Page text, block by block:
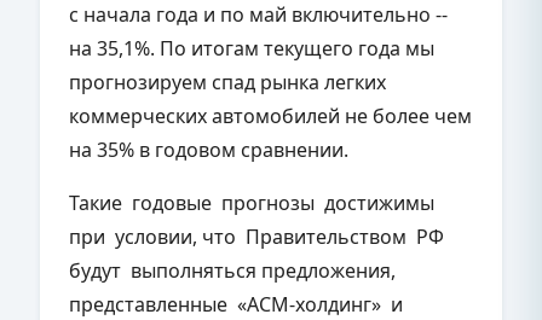
с начала года и по май включительно --
на 35,1%. По итогам текущего года мы
прогнозируем спад рынка легких
коммерческих автомобилей не более чем
на 35% в годовом сравнении.
Такие годовые прогнозы достижимы
при условии, что Правительством РФ
будут выполняться предложения,
представленные «АСМ-холдинг» и